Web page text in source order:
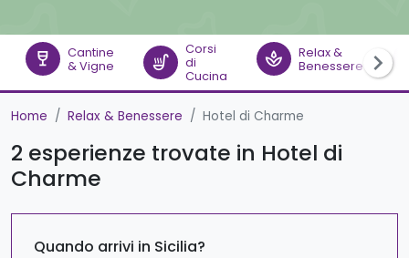
wine_bar
Cantine
& Vigne
soup_kitchen
Corsi
di
Cucina
spa
Relax &
Benessere
chevron_right
Home Relax & Benessere Hotel di Charme
2 esperienze trovate in Hotel di
Charme
Quando arrivi in Sicilia?